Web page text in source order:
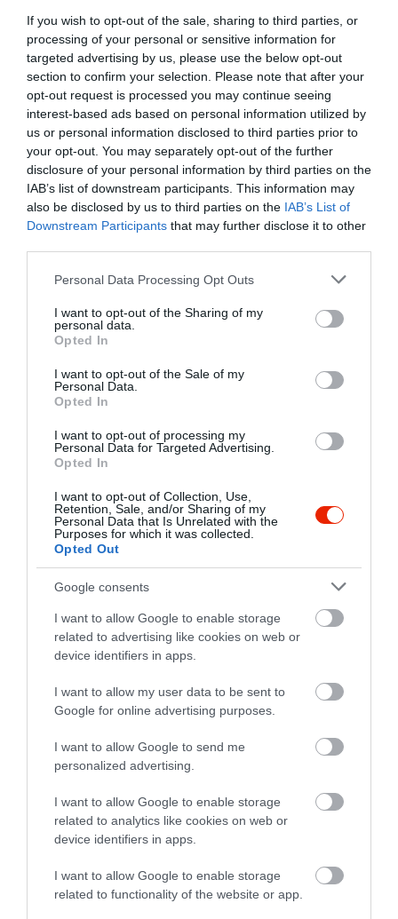
If you wish to opt-out of the sale, sharing to third parties, or
processing of your personal or sensitive information for
targeted advertising by us, please use the below opt-out
section to confirm your selection. Please note that after your
opt-out request is processed you may continue seeing
interest-based ads based on personal information utilized by
us or personal information disclosed to third parties prior to
your opt-out. You may separately opt-out of the further
disclosure of your personal information by third parties on the
IAB’s list of downstream participants. This information may
also be disclosed by us to third parties on the IAB’s List of
Downstream Participants that may further disclose it to other
Please note that this website/app uses one or more Google
not limited to your visit or usage behaviour. You may click to
grant or deny consent to Google and its third-party tags to
use your data for below specified purposes in below Google
consent section.
Personal Data Processing Opt Outs
I want to opt-out of the Sharing of my
personal data.
Opted In
I want to opt-out of the Sale of my
Personal Data.
Opted In
I want to opt-out of processing my
Personal Data for Targeted Advertising.
Opted In
I want to opt-out of Collection, Use,
Retention, Sale, and/or Sharing of my
Personal Data that Is Unrelated with the
Purposes for which it was collected.
Opted Out
Google consents
I want to allow Google to enable storage
related to advertising like cookies on web or
device identifiers in apps.
I want to allow my user data to be sent to
Google for online advertising purposes.
I want to allow Google to send me
personalized advertising.
I want to allow Google to enable storage
related to analytics like cookies on web or
device identifiers in apps.
I want to allow Google to enable storage
related to functionality of the website or app.
Bódi Bea
2021. Március 21.
A balatonakarattyai
MERCATO sok esetben
csalódás volt számunkra.
Többször esélyt adva az
étteremnek, hol társasággal
ültünk be - a kezdetektől fogva
- hol mi magunk vacsoráztunk.
Nyitásnál még nem volt
probléma, a színvonal olyan
volt, melyet az étterem
külsőleg tükrözött. Olyannyira,
hogy az üzletvezető akkoriban
történéseket: odajött és
van-e. Azonban, ahogy telt az
idő, úgy romlott a hely
a kiszolgálás tekintetében.
Volt olyan eset, amikor
kértem...helyette vegetáriánust
kaptam, melynek alakja
leginkább egy amőbához volt
feltétek közül. Minderre több
mint egy órát kellett
várakoznunk, holott nem volt
telt ház. Több ízben
tapasztaltuk: sót-borsot nem
Úgy kell érte könyörögni.
Ráadásul a pincér nem is
engedte, hogy én sózzam az
ételem, Ő sózta meg, amit
eleve dühítőnek tartok. Az
a magam szája íze szerint.
Ezek után a pincér újra